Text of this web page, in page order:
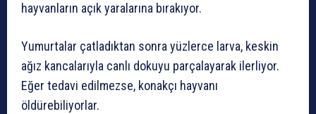
hayvanların açık yaralarına bırakıyor.
Yumurtalar çatladıktan sonra yüzlerce larva, keskin
ağız kancalarıyla canlı dokuyu parçalayarak ilerliyor.
Eğer tedavi edilmezse, konakçı hayvanı
öldürebiliyorlar.